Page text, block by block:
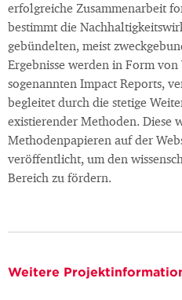
erfolgreiche Zusammenarbeit
bestimmt die
gebündelten, meist
Ergebnisse werden in Form
sogenannten Impact Reports,
begleitet durch die stetige
existierender Methoden. Diese
Methodenpapieren auf der
veröffentlicht, um den
Bereich zu fördern.
Weitere